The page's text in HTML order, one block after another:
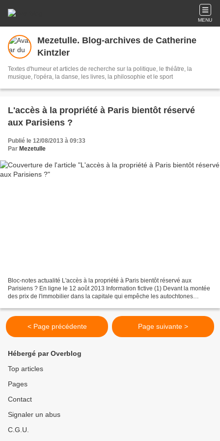
MENU
Mezetulle. Blog-archives de Catherine
Kintzler
Textes d'humeur et articles de recherche sur la politique, le théâtre, la
musique, l'opéra, la danse, les livres, la philosophie et le sport
L'accès à la propriété à Paris bientôt réservé
aux Parisiens ?
Publié le 12/08/2013 à 09:33
Par Mezetulle
Bloc-notes actualité L'accès à la propriété à Paris bientôt réservé aux
Parisiens ? En ligne le 12 août 2013 Information fictive (1) Devant la montée
des prix de l'immobilier dans la capitale qui empêche les autochtones
< Page précédente Page suivante >
Hébergé par Overblog
Top articles
Pages
Contact
Signaler un abus
C.G.U.